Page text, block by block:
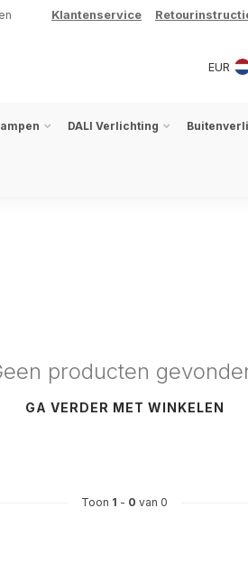
Klantenservice
EUR
DALI Verlichting
producten
GA VERDER MET WINKELEN
Toon 1 - 0 van 0